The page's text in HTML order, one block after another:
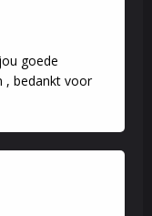
goede
, bedankt voor